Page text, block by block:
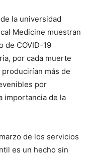
la universidad
Medicine muestran
de COVID-19
por cada muerte
más de
por
importancia de la
de los servicios
es un hecho sin